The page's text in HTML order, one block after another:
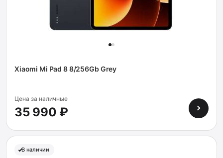
Xiaomi Mi Pad 8 8/256Gb Grey
Цена за наличные
35 990 ₽
В наличии